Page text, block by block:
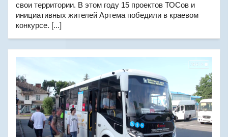
свои территории. В этом году 15 проектов ТОСов и
инициативных жителей Артема победили в краевом
конкурсе. [...]